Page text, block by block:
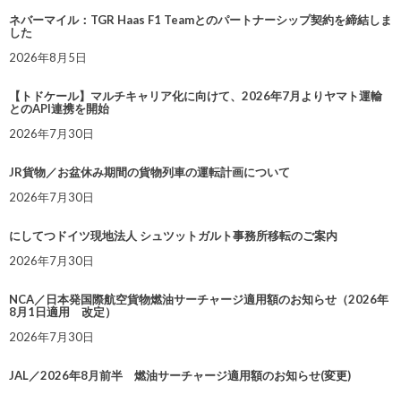
ネバーマイル：TGR Haas F1 Teamとのパートナーシップ契約を締結しま
した
2026年8月5日
【トドケール】マルチキャリア化に向けて、2026年7月よりヤマト運輸
とのAPI連携を開始
2026年7月30日
JR貨物／お盆休み期間の貨物列車の運転計画について
2026年7月30日
にしてつドイツ現地法人 シュツットガルト事務所移転のご案内
2026年7月30日
NCA／日本発国際航空貨物燃油サーチャージ適用額のお知らせ（2026年
8月1日適用 改定）
2026年7月30日
JAL／2026年8月前半 燃油サーチャージ適用額のお知らせ(変更)